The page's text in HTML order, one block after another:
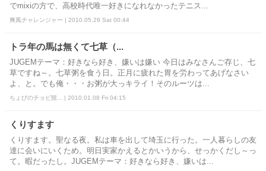
でmixiの方で、高校時代唯一好きになれなかったテニス...
爽風チャレンジャー | 2010.05.29 Sat 00:44
トラ年の馬は無くて七草（...
JUGEMテーマ：好きなら好き、嫌いは嫌い 今日はみなさんご存じ、七
草ですね～。七草粥を食う日。正月に疲れた胃を労わってあげなさい
よ、と。でも俺・・・お粥が大っキライ！そのルーツは...
ちょびのチョビ髭... | 2010.01.08 Fri 04:15
くりすます
くりすます。聖なる夜。私は車を出して埼玉に行った。一人暮らしの友
達に会いにいくため。明日実家かえるとかいうから、せっかくだし～っ
て。暇だったし。JUGEMテーマ：好きなら好き、嫌いは...